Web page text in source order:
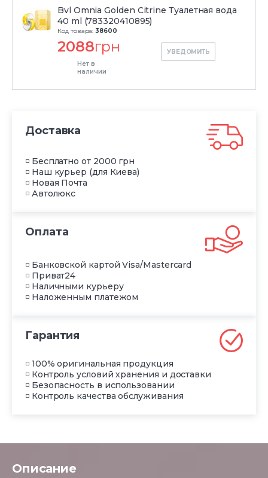
Bvl Omnia Golden Citrine Туалетная вода
40 ml (783320410895)
Код товара: 38600
2088грн
Нет в
наличии
УВЕДОМИТЬ
Доставка
◽ Бесплатно от 2000 грн
◽ Наш курьер (для Киева)
◽ Новая Почта
◽ Автолюкс
Оплата
◽ Банковской картой Visa/Mastercard
◽ Приват24
◽ Наличными курьеру
◽ Наложенным платежом
Гарантия
◽ 100% оригинальная продукция
◽ Контроль условий хранения и доставки
◽ Безопасность в использовании
◽ Контроль качества обслуживания
Описание